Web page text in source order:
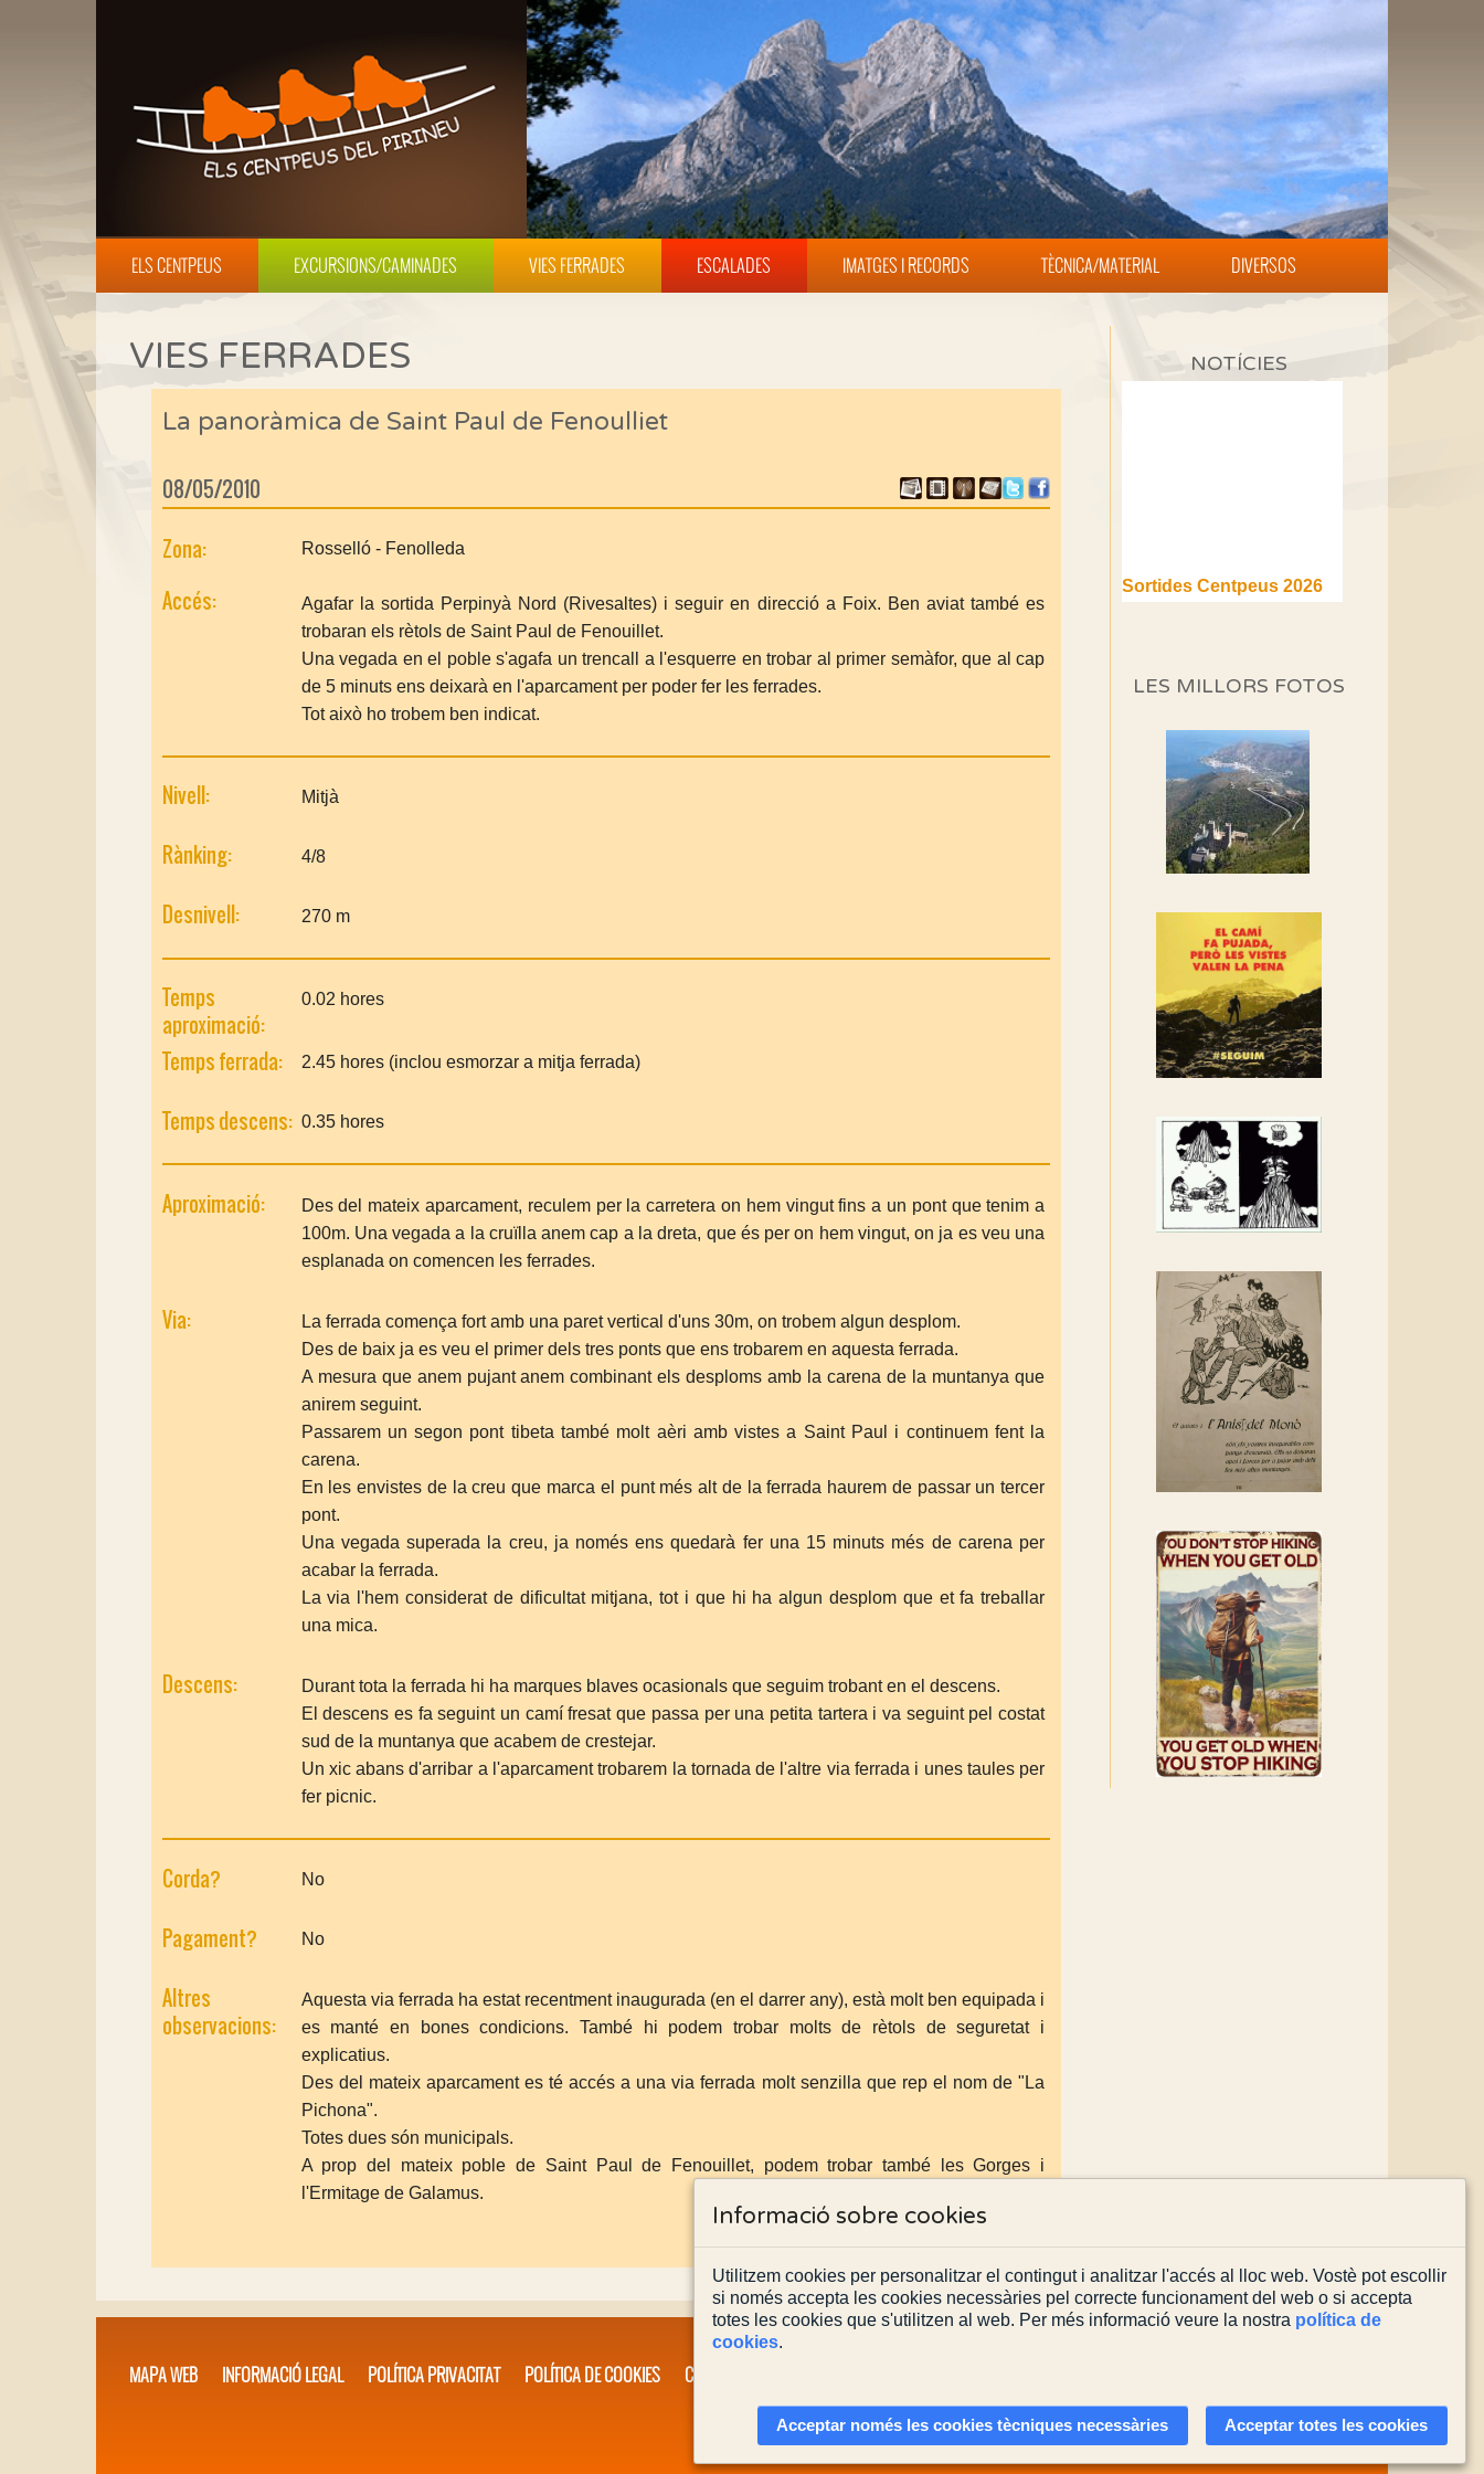
ELS CENTPEUS EXCURSIONS/CAMINADES VIES FERRADES ESCALADES IMATGES I RECORDS TÈCNICA/MATERIAL DIVERSOS
VIES FERRADES
La panoràmica de Saint Paul de Fenoulliet
08/05/2010
Zona: Rosselló - Fenolleda
Accés:
Agafar la sortida Perpinyà Nord (Rivesaltes) i seguir en direcció a Foix. Ben aviat també es
trobaran els rètols de Saint Paul de Fenouillet.
Una vegada en el poble s'agafa un trencall a l'esquerre en trobar al primer semàfor, que al cap
de 5 minuts ens deixarà en l'aparcament per poder fer les ferrades.
Tot això ho trobem ben indicat.
Nivell: Mitjà
Rànking: 4/8
Desnivell: 270 m
Temps
aproximació:
0.02 hores
Temps ferrada: 2.45 hores (inclou esmorzar a mitja ferrada)
Temps descens: 0.35 hores
Aproximació:
Des del mateix aparcament, reculem per la carretera on hem vingut fins a un pont que tenim a
100m. Una vegada a la cruïlla anem cap a la dreta, que és per on hem vingut, on ja es veu una
esplanada on comencen les ferrades.
Via:
La ferrada comença fort amb una paret vertical d'uns 30m, on trobem algun desplom.
Des de baix ja es veu el primer dels tres ponts que ens trobarem en aquesta ferrada.
A mesura que anem pujant anem combinant els desploms amb la carena de la muntanya que
anirem seguint.
Passarem un segon pont tibeta també molt aèri amb vistes a Saint Paul i continuem fent la
carena.
En les envistes de la creu que marca el punt més alt de la ferrada haurem de passar un tercer
pont.
Una vegada superada la creu, ja només ens quedarà fer una 15 minuts més de carena per
acabar la ferrada.
La via l'hem considerat de dificultat mitjana, tot i que hi ha algun desplom que et fa treballar
una mica.
Descens:
Durant tota la ferrada hi ha marques blaves ocasionals que seguim trobant en el descens.
El descens es fa seguint un camí fresat que passa per una petita tartera i va seguint pel costat
sud de la muntanya que acabem de crestejar.
Un xic abans d'arribar a l'aparcament trobarem la tornada de l'altre via ferrada i unes taules per
fer picnic.
Corda? No
Pagament? No
Altres
observacions:
Aquesta via ferrada ha estat recentment inaugurada (en el darrer any), està molt ben equipada i
es manté en bones condicions. També hi podem trobar molts de rètols de seguretat i
explicatius.
Des del mateix aparcament es té accés a una via ferrada molt senzilla que rep el nom de "La
Pichona".
Totes dues són municipals.
A prop del mateix poble de Saint Paul de Fenouillet, podem trobar també les Gorges i
l'Ermitage de Galamus.
NOTÍCIES
(1a part)
Si no podem caminar,
alguna cosa hem de fer...
Els Centpeus signen el
Manifest a favor dels
Camins Vells
associació adhereix-te al
Rebem un diploma dels
Amics de Sant Aniol
d'Aguja
Els Centpeus estem
recuperació del refugi i de
l'entorn de Sant Aniol
LES MILLORS FOTOS
MAPA WEB INFORMACIÓ LEGAL POLÍTICA PRIVACITAT POLÍTICA DE COOKIES CONTACTA'NS
Actualitzada el03/08/2026
Informació sobre cookies
Utilitzem cookies per personalitzar el contingut i analitzar l'accés al lloc web. Vostè pot escollir
si només accepta les cookies necessàries pel correcte funcionament del web o si accepta
totes les cookies que s'utilitzen al web. Per més informació veure la nostra política de
cookies.
Acceptar només les cookies tècniques necessàries Acceptar totes les cookies